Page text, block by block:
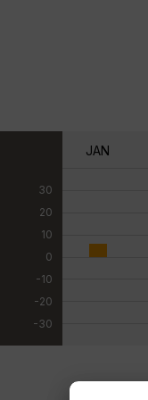
30
20
10
0
-10
-20
-30
JAN